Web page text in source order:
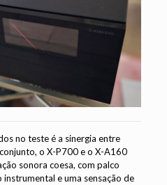
no teste é a sinergia entre
o X-P700 e o X-A160
sonora coesa, com palco
e uma sensação de